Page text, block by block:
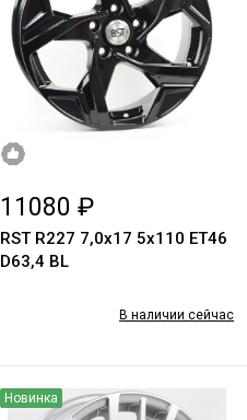
11080 ₽
RST R227 7,0x17 5x110 ET46
D63,4 BL
В наличии сейчас
Новинка